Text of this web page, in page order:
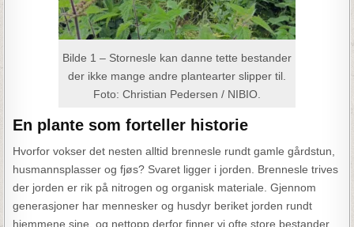
Bilde 1 – Stornesle kan danne tette bestander
der ikke mange andre plantearter slipper til.
Foto: Christian Pedersen / NIBIO.
En plante som forteller historie
Hvorfor vokser det nesten alltid brennesle rundt gamle gårdstun,
husmannsplasser og fjøs? Svaret ligger i jorden. Brennesle trives
der jorden er rik på nitrogen og organisk materiale. Gjennom
generasjoner har mennesker og husdyr beriket jorden rundt
hjemmene sine, og nettopp derfor finner vi ofte store bestander